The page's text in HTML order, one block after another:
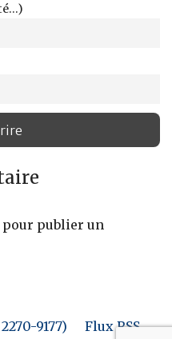
pour publier un
9177)
Flux RSS